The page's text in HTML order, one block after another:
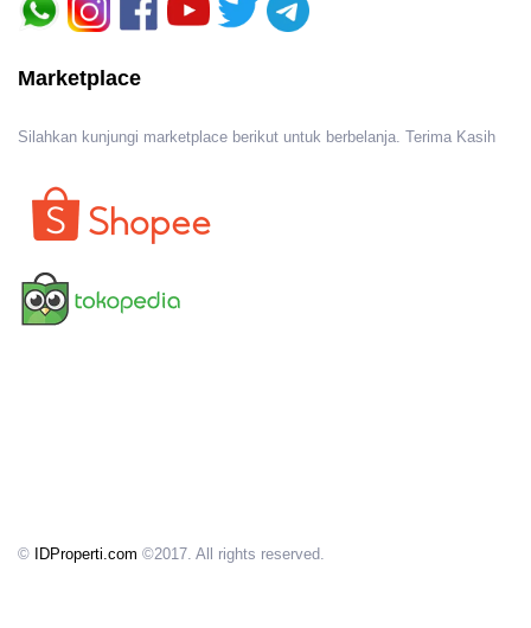
Marketplace
Silahkan kunjungi marketplace berikut untuk berbelanja. Terima Kasih
© IDProperti.com ©2017. All rights reserved.